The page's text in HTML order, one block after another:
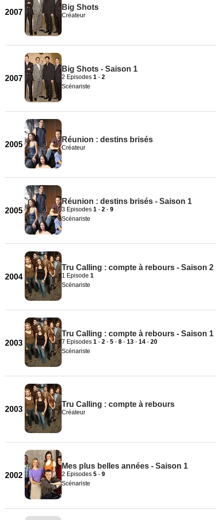
2007
Big Shots
Créateur
2007
Big Shots - Saison 1
2 Episodes 1 - 2
Scénariste
2005
Réunion : destins brisés
Créateur
2005
Réunion : destins brisés - Saison 1
3 Episodes 1 - 2 - 9
Scénariste
2004
Tru Calling : compte à rebours - Saison 2
1 Episode 1
Scénariste
2003
Tru Calling : compte à rebours - Saison 1
7 Episodes 1 - 2 - 5 - 8 - 13 - 14 - 20
Scénariste
2003
Tru Calling : compte à rebours
Créateur
2002
Mes plus belles années - Saison 1
2 Episodes 5 - 9
Scénariste